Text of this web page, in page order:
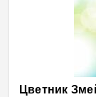
Цветник